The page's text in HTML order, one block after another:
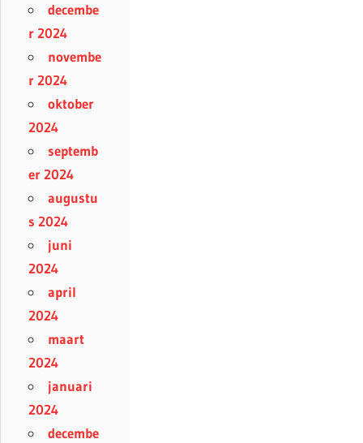
decembe
r 2024
novembe
r 2024
oktober
2024
septemb
er 2024
augustu
s 2024
juni
2024
april
2024
maart
2024
januari
2024
decembe